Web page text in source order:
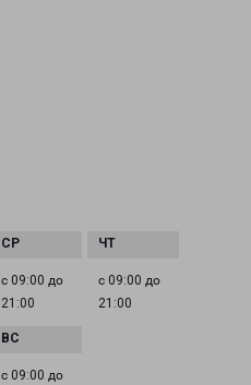
с 09:00 до
21:00
с 09:00 до
21:00
с 09:00 до